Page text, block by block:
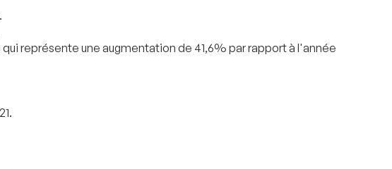
représente une augmentation de 41,6% par rapport à l'année